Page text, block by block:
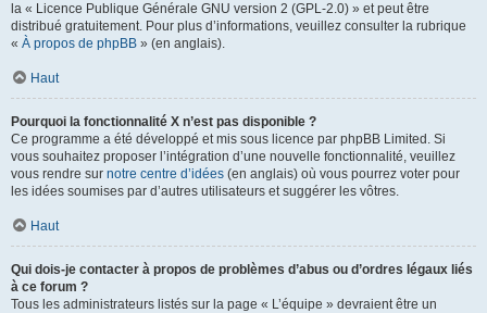
la « Licence Publique Générale GNU version 2 (GPL-2.0) » et peut être
distribué gratuitement. Pour plus d’informations, veuillez consulter la rubrique
« À propos de phpBB » (en anglais).
Haut
Pourquoi la fonctionnalité X n’est pas disponible ?
Ce programme a été développé et mis sous licence par phpBB Limited. Si
vous souhaitez proposer l’intégration d’une nouvelle fonctionnalité, veuillez
vous rendre sur notre centre d’idées (en anglais) où vous pourrez voter pour
les idées soumises par d’autres utilisateurs et suggérer les vôtres.
Haut
Qui dois-je contacter à propos de problèmes d’abus ou d’ordres légaux liés
à ce forum ?
Tous les administrateurs listés sur la page « L’équipe » devraient être un